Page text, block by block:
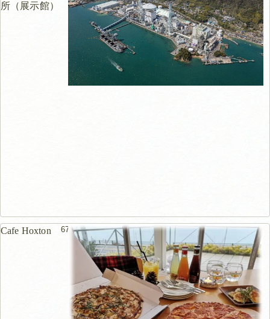
所（展示館）
Cafe Hoxton 670m